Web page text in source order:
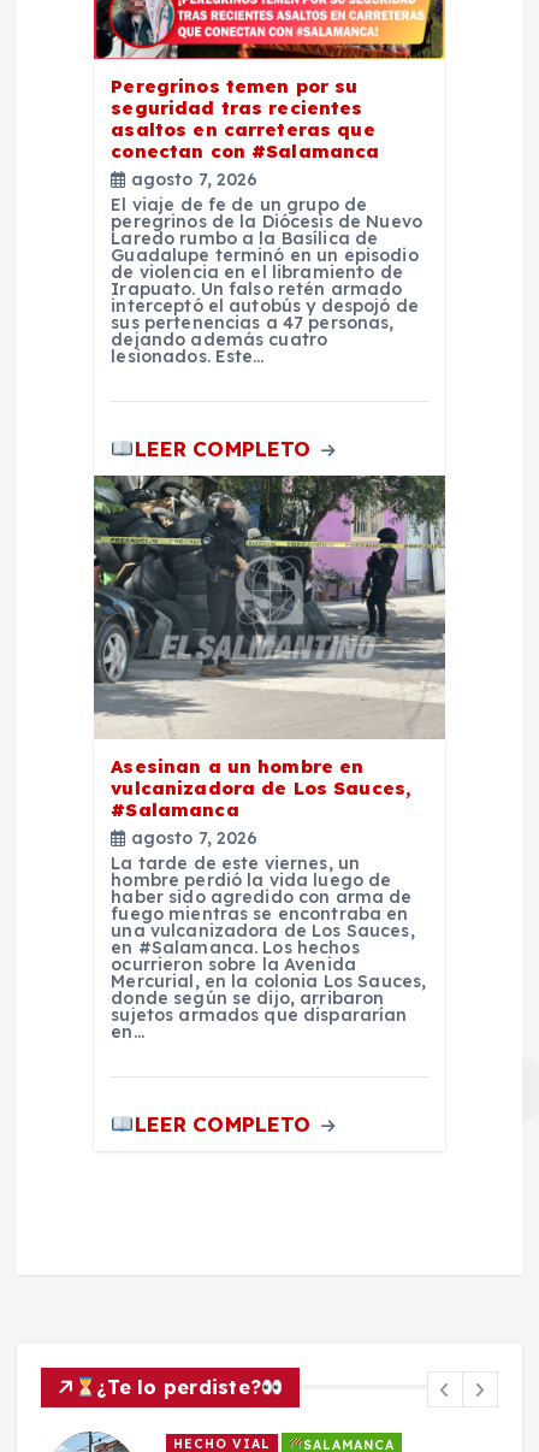
Peregrinos temen por su
seguridad tras recientes
asaltos en carreteras que
conectan con #Salamanca
agosto 7, 2026
El viaje de fe de un grupo de
peregrinos de la Diócesis de Nuevo
Laredo rumbo a la Basílica de
Guadalupe terminó en un episodio
de violencia en el libramiento de
Irapuato. Un falso retén armado
interceptó el autobús y despojó de
sus pertenencias a 47 personas,
dejando además cuatro
lesionados. Este…
LEER COMPLETO
Asesinan a un hombre en
vulcanizadora de Los Sauces,
#Salamanca
agosto 7, 2026
La tarde de este viernes, un
hombre perdió la vida luego de
haber sido agredido con arma de
fuego mientras se encontraba en
una vulcanizadora de Los Sauces,
en #Salamanca. Los hechos
ocurrieron sobre la Avenida
Mercurial, en la colonia Los Sauces,
donde según se dijo, arribaron
sujetos armados que dispararían
en…
LEER COMPLETO
¿Te lo perdiste?
HECHO VIAL SALAMANCA